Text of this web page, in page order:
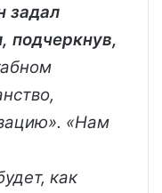
задал
подчеркнув,
«Нам
как